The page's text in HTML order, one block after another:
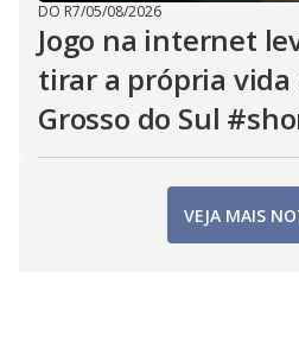
DO R7/05/08/2026
Jogo na internet
tirar a própria vida
Grosso do Sul
VEJA MAIS